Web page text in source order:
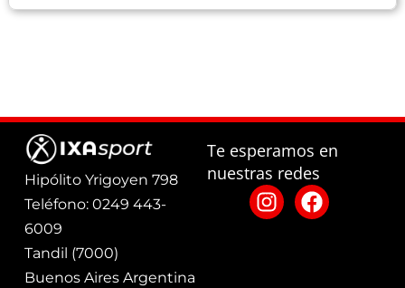
Hipólito Yrigoyen 798
Teléfono: 0249 443-
6009
Tandil (7000)
Buenos Aires Argentina
Te esperamos en
nuestras redes